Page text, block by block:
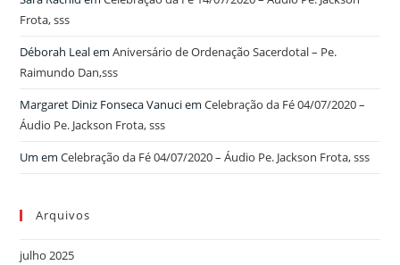
Frota, sss
Déborah LealemAniversário de Ordenação Sacerdotal – Pe.
Raimundo Dan,sss
Margaret Diniz Fonseca VanuciemCelebração da Fé 04/07/2020 –
Áudio Pe. Jackson Frota, sss
Um emCelebração da Fé 04/07/2020 – Áudio Pe. Jackson Frota, sss
Arquivos
julho 2025